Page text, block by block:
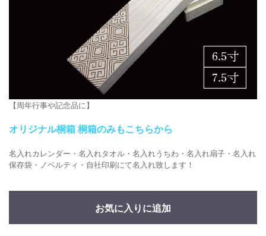
【周年行事や記念品に】
オリジナル桐箱 桐箱のみもこちらから
名入れカレンダー・名入れタオル・名入れうちわ・名入れ扇子・名入れ
保存袋・ノベルティ・自社印刷にて名入れ致します！
お気に入りに追加